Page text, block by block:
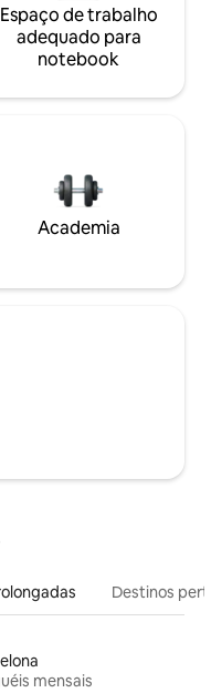
Espaço de trabalho
adequado para
notebook
Academia
Destinos
mensais